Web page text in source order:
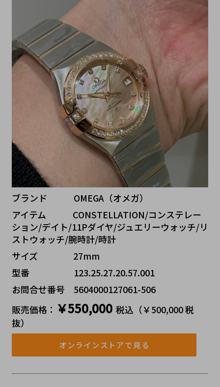
ブランド   OMEGA（オメガ）
アイテム   CONSTELLATION/コンステレー
ション/デイト/11Pダイヤ/ジュエリーウォッチ/リ
ストウォッチ/腕時計/時計
サイズ    27mm
型番     123.25.27.20.57.00﻿1
お問合せ番号 5604000127061-506
販売価格： ￥550,000 税込（￥500,000 税
抜）
オンラインストアで見る